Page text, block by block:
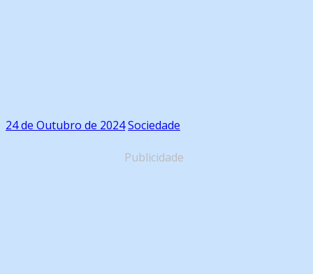
24 de Outubro de 2024Sociedade
Publicidade